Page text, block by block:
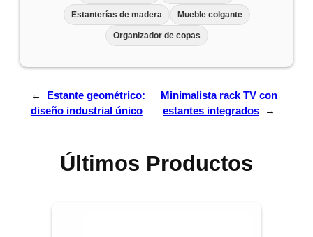
Estanterías de madera Mueble colgante
Organizador de copas
←
Estante geométrico:
diseño industrial único
Minimalista rack TV con
estantes integrados
→
Últimos Productos